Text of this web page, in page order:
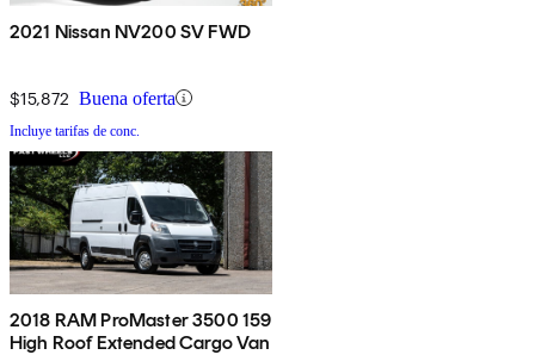
2021 Nissan NV200 SV FWD
$15,872 Buena oferta
Incluye tarifas de conc.
2018 RAM ProMaster 3500 159
High Roof Extended Cargo Van